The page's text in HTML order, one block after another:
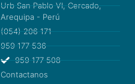
Urb San Pablo VI, Cercado,
Arequipa - Perú
(054) 206 171
959 177 536
959 177 508
Contactanos